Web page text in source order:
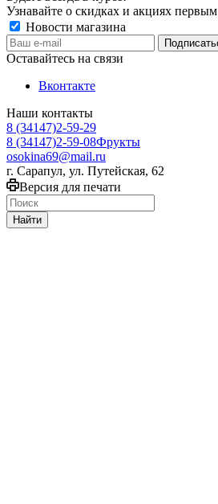
Узнавайте о скидках и акциях первым
Новости магазина
Оставайтесь на связи
Вконтакте
Наши контакты
8 (34147)2-59-29
8 (34147)2-59-08Фрукты
osokina69@mail.ru
г. Сарапул, ул. Путейская, 62
Версия для печати
Найти